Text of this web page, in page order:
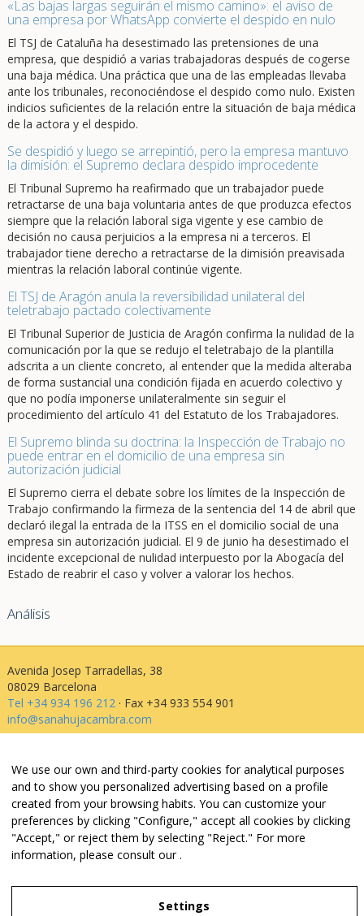
«Las bajas largas seguirán el mismo camino»: el aviso de
una empresa por WhatsApp convierte el despido en nulo
El TSJ de Cataluña ha desestimado las pretensiones de una
empresa, que despidió a varias trabajadoras después de cogerse
una baja médica. Una práctica que una de las empleadas llevaba
ante los tribunales, reconociéndose el despido como nulo. Existen
indicios suficientes de la relación entre la situación de baja médica
de la actora y el despido.
Se despidió y luego se arrepintió, pero la empresa mantuvo
la dimisión: el Supremo declara despido improcedente
El Tribunal Supremo ha reafirmado que un trabajador puede
retractarse de una baja voluntaria antes de que produzca efectos
siempre que la relación laboral siga vigente y ese cambio de
decisión no causa perjuicios a la empresa ni a terceros. El
trabajador tiene derecho a retractarse de la dimisión preavisada
mientras la relación laboral continúe vigente.
El TSJ de Aragón anula la reversibilidad unilateral del
teletrabajo pactado colectivamente
El Tribunal Superior de Justicia de Aragón confirma la nulidad de la
comunicación por la que se redujo el teletrabajo de la plantilla
adscrita a un cliente concreto, al entender que la medida alteraba
de forma sustancial una condición fijada en acuerdo colectivo y
que no podía imponerse unilateralmente sin seguir el
procedimiento del artículo 41 del Estatuto de los Trabajadores.
El Supremo blinda su doctrina: la Inspección de Trabajo no
puede entrar en el domicilio de una empresa sin
autorización judicial
El Supremo cierra el debate sobre los límites de la Inspección de
Trabajo confirmando la firmeza de la sentencia del 14 de abril que
declaró ilegal la entrada de la ITSS en el domicilio social de una
empresa sin autorización judicial. El 9 de junio ha desestimado el
incidente excepcional de nulidad interpuesto por la Abogacía del
Estado de reabrir el caso y volver a valorar los hechos.
Análisis
Avenida Josep Tarradellas, 38
08029 Barcelona
Tel +34 934 196 212· Fax +34 933 554 901
info@sanahujacambra.com
Aviso legal
Política de privacidad
Política de cookies
Política de web i redes
Parking público: Avenida Josep Tarradellas, 38
We use our own and third-party cookies for analytical purposes
and to show you personalized advertising based on a profile
created from your browsing habits. You can customize your
preferences by clicking "Configure," accept all cookies by clicking
"Accept," or reject them by selecting "Reject." For more
information, please consult our.
Settings
Legal Notice